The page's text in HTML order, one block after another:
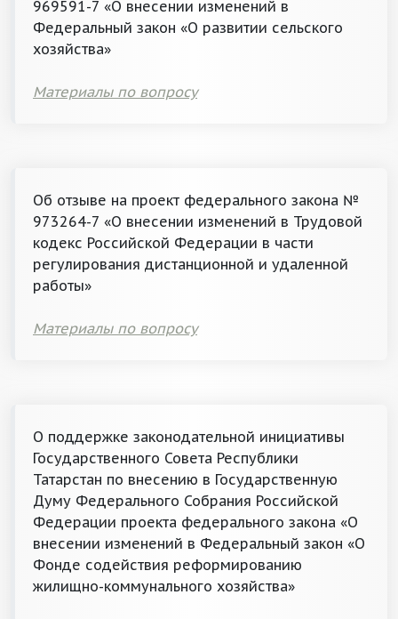
969591-7 «О внесении изменений в
Федеральный закон «О развитии сельского
хозяйства»
Материалы по вопросу
Об отзыве на проект федерального закона №
973264-7 «О внесении изменений в Трудовой
кодекс Российской Федерации в части
регулирования дистанционной и удаленной
работы»
Материалы по вопросу
О поддержке законодательной инициативы
Государственного Совета Республики
Татарстан по внесению в Государственную
Думу Федерального Собрания Российской
Федерации проекта федерального закона «О
внесении изменений в Федеральный закон «О
Фонде содействия реформированию
жилищно-коммунального хозяйства»